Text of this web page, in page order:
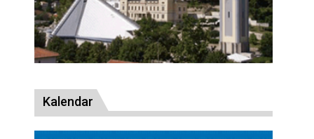
Kalendar